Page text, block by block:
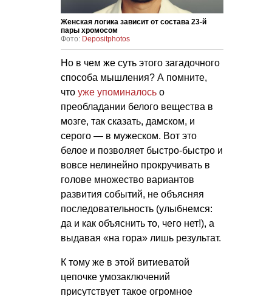
Женская логика зависит от состава 23-й
пары хромосом
Фото: Depositphotos
Но в чем же суть этого загадочного
способа мышления? А помните,
что уже упоминалось о
преобладании белого вещества в
мозге, так сказать, дамском, и
серого — в мужеском. Вот это
белое и позволяет быстро-быстро и
вовсе нелинейно прокручивать в
голове множество вариантов
развития событий, не объясняя
последовательность (улыбнемся:
да и как объяснить то, чего нет!), а
выдавая «на гора» лишь результат.
К тому же в этой витиеватой
цепочке умозаключений
присутствует такое огромное